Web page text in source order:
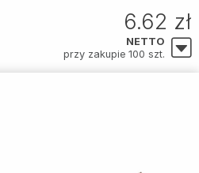
6.62 zł
NETTO
przy zakupie 100 szt.